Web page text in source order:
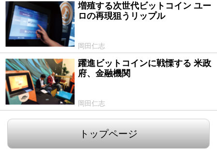
2015/05/15
増殖する次世代ビットコイン ユー
ロの再現狙うリップル
岡田仁志
2015/01/23
躍進ビットコインに戦慄する 米政
府、金融機関
岡田仁志
トップページ